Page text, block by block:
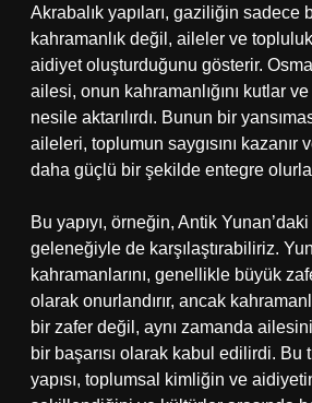
Akrabalık yapıları, gaziliğin sadece
kahramanlık değil, aileler ve
aidiyet oluşturduğunu gösterir.
ailesi, onun kahramanlığını kutlar
nesile aktarılırdı. Bunun bir
aileleri, toplumun saygısını kazanır
daha güçlü bir şekilde entegre
Bu yapıyı, örneğin, Antik
geleneğiyle de karşılaştırabiliriz.
kahramanlarını, genellikle büyük
olarak onurlandırır, ancak
bir zafer değil, aynı zamanda
bir başarısı olarak kabul edilirdi. Bu
yapısı, toplumsal kimliğin ve